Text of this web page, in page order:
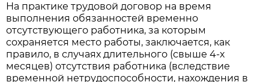
На практике трудовой договор на время
выполнения обязанностей временно
отсутствующего работника, за которым
сохраняется место работы, заключается, как
правило, в случаях длительного (свыше 4-х
месяцев) отсутствия работника (вследствие
временной нетрудоспособности, нахождения в